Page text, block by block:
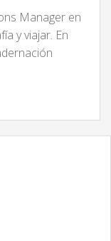
Manager en
y viajar. En